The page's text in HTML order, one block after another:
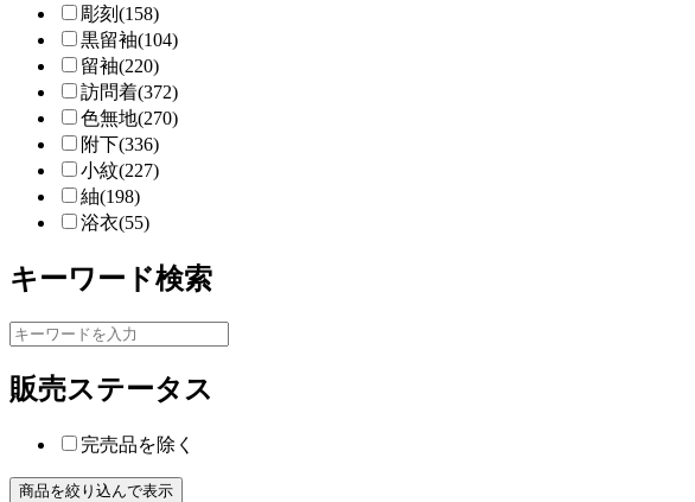
彫刻(158)
黒留袖(104)
留袖(220)
訪問着(372)
色無地(270)
附下(336)
小紋(227)
紬(198)
浴衣(55)
キーワード検索
販売ステータス
完売品を除く